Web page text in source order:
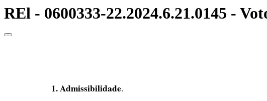
REl - 0600333-22.2024.6.21.0145 -
1.Admissibilidade.